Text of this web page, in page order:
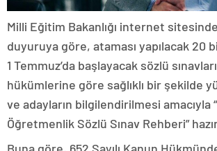
Milli Eğitim Bakanlığı internet
duyuruya göre, ataması yapılacak 20
1 Temmuz’da başlayacak sözlü
hükümlerine göre sağlıklı bir şekilde
ve adayların bilgilendirilmesi amacıyla
Öğretmenlik Sözlü Sınav Rehberi”